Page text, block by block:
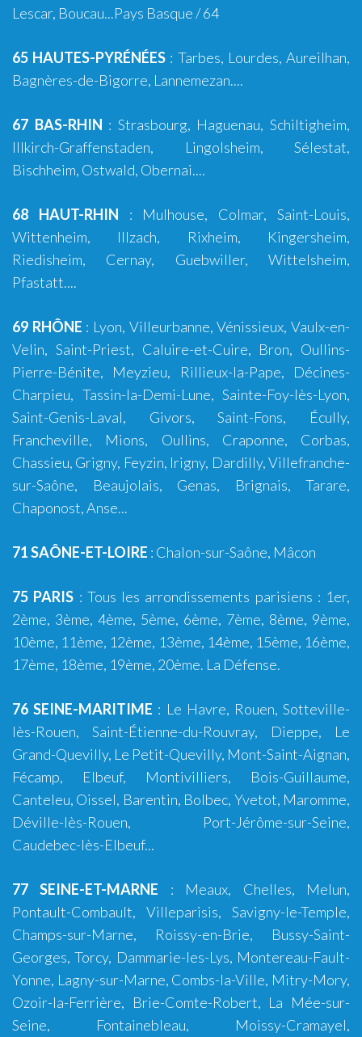
Lescar, Boucau...Pays Basque/ 64
65 HAUTES-PYRÉNÉES : Tarbes, Lourdes, Aureilhan,
Bagnères-de-Bigorre, Lannemezan....
67 BAS-RHIN : Strasbourg, Haguenau,Schiltigheim,
Illkirch-Graffenstaden, Lingolsheim, Sélestat,
Bischheim, Ostwald, Obernai....
68 HAUT-RHIN : Mulhouse, Colmar,Saint-Louis,
Wittenheim, Illzach, Rixheim, Kingersheim,
Riedisheim, Cernay, Guebwiller, Wittelsheim,
Pfastatt....
69 RHÔNE : Lyon, Villeurbanne,Vénissieux,Vaulx-en-
Velin, Saint-Priest, Caluire-et-Cuire, Bron, Oullins-
Pierre-Bénite, Meyzieu, Rillieux-la-Pape, Décines-
Charpieu, Tassin-la-Demi-Lune, Sainte-Foy-lès-Lyon,
Saint-Genis-Laval, Givors,Saint-Fons, Écully,
Francheville, Mions, Oullins, Craponne, Corbas,
Chassieu, Grigny, Feyzin, Irigny, Dardilly,Villefranche-
sur-Saône, Beaujolais, Genas, Brignais, Tarare,
Chaponost,Anse...
71 SAÔNE-ET-LOIRE : Chalon-sur-Saône, Mâcon
75 PARIS : Tous les arrondissements parisiens : 1er,
2ème, 3ème, 4ème, 5ème, 6ème, 7ème, 8ème, 9ème,
10ème, 11ème, 12ème, 13ème, 14ème, 15ème, 16ème,
17ème, 18ème, 19ème, 20ème. La Défense.
76 SEINE-MARITIME : Le Havre, Rouen,Sotteville-
lès-Rouen, Saint-Étienne-du-Rouvray, Dieppe, Le
Grand-Quevilly, Le Petit-Quevilly, Mont-Saint-Aignan,
Fécamp, Elbeuf, Montivilliers, Bois-Guillaume,
Canteleu, Oissel, Barentin, Bolbec, Yvetot, Maromme,
Déville-lès-Rouen, Port-Jérôme-sur-Seine,
Caudebec-lès-Elbeuf...
77 SEINE-ET-MARNE : Meaux, Chelles, Melun,
Pontault-Combault, Villeparisis, Savigny-le-Temple,
Champs-sur-Marne, Roissy-en-Brie, Bussy-Saint-
Georges,Torcy, Dammarie-les-Lys, Montereau-Fault-
Yonne, Lagny-sur-Marne, Combs-la-Ville, Mitry-Mory,
Ozoir-la-Ferrière, Brie-Comte-Robert, La Mée-sur-
Seine, Fontainebleau, Moissy-Cramayel,